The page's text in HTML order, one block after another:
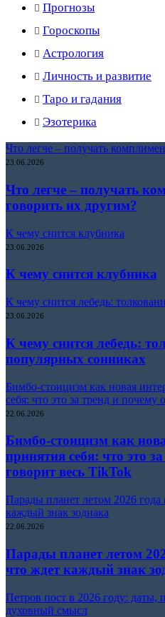
Прогнозы
Гороскопы
Астрология
Личность и развитие
Таро и гадания
Эзотерика
Что легче – получать
23.06.2026
Что легче – получать
говорить их другим?
К чему снится клубника
23.06.2026
К чему снится клубника
К чему снится лебедь:
23.06.2026
К чему снится лебедь:
популярных сонниках
Бимбо-стоицизм как новая
себя: что это за тренд и почему
22.06.2026
Бимбо-стоицизм как
принятия себя: что это
говорит весь TikTok
Парады планет летом 2026 года
каждый знак зодиака
22.06.2026
Парады планет летом
что ждет каждый знак
Петров пост в 2026 году: даты,
духовный смысл